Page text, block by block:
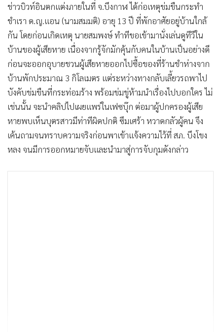
ช่าวบิวท์อินตกแต่งภายในที่ จ.บึงกาฬ ได้ก่อเหตุข่มขืนกระทำ
ชำเรา ด.ญ.แอน (นามสมมติ) อายุ 13 ปี ที่พักอาศัยอยู่บ้านใกล้
กัน โดยก่อนเกิดเหตุ นายสมพงษ์ ทำทีขอเข้ามานั่งเล่นดูทีวีใน
บ้านของผู้เสียหาย เนื่องจากรู้จักมักคุ้นกับคนในบ้านเป็นอย่างดี
ก่อนจะออกอุบายชวนผู้เสียหายออกไปซื้อของที่ร้านชำห่างจาก
บ้านพักประมาณ 3 กิโลเมตร แต่ระหว่างทางกลับเลี้ยวรถพาไป
บังคับข่มขืนที่กระท่อมร้าง พร้อมข่มขู่ห้ามนำเรื่องไปบอกใคร ไม่
เช่นนั้น จะนำคลิปไปเผยแพร่ในเฟซบุ๊ก ต่อมาผู้ปกครองผู้เสีย
หายพบเห็นบุตรสาวมีท่าทีผิดปกติ ซึมเศร้า หวาดกลัวผู้คน จึง
เค้นถามจนทราบความจริงก่อนพาเข้าแจ้งความไว้ที่ สภ. บึงโขง
หลง จนมีการออกหมายจับและนำมาสู่การจับกุมดังกล่าว